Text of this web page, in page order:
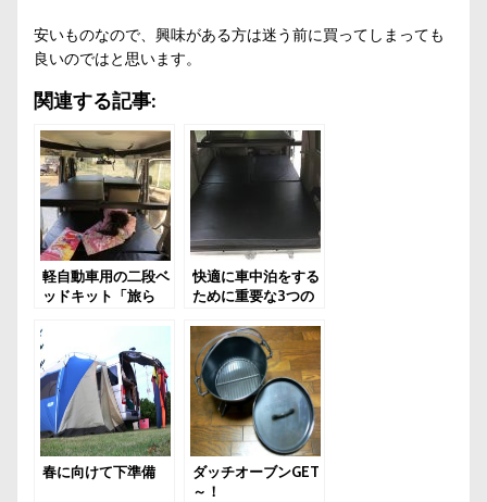
安いものなので、興味がある方は迷う前に買ってしまっても
良いのではと思います。
関連する記事:
軽自動車用の二段ベ
ッドキット「旅ら
快適に車中泊をする
ために重要な3つの
イテム
春に向けて下準備
ダッチオーブンGET
～！